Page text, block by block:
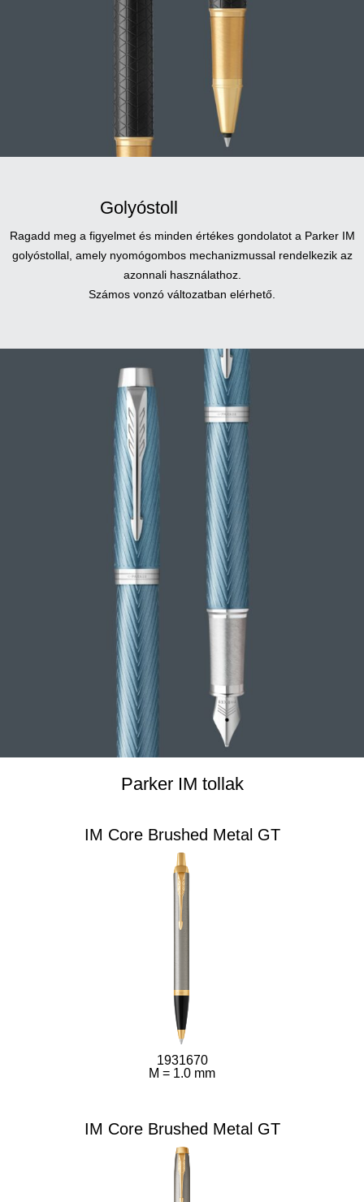
Golyóstoll
Ragadd meg a figyelmet és minden értékes gondolatot a Parker IM
golyóstollal, amely nyomógombos mechanizmussal rendelkezik az
azonnali használathoz.
Számos vonzó változatban elérhető.
Parker IM tollak
IM Core Brushed Metal GT
1931670
M = 1.0 mm
IM Core Brushed Metal GT